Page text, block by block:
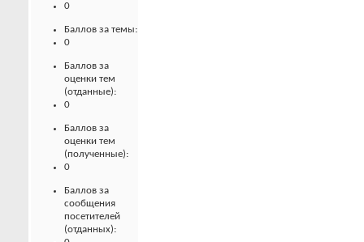
0
Баллов за темы:
0
Баллов за
оценки тем
(отданные):
0
Баллов за
оценки тем
(полученные):
0
Баллов за
сообщения
посетителей
(отданных):